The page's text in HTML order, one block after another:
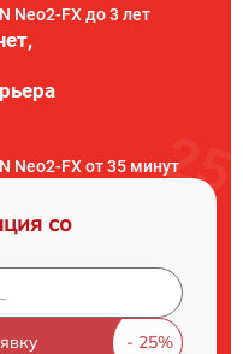
Neo2-FX до 3 лет
Neo2-FX от 35 минут
со